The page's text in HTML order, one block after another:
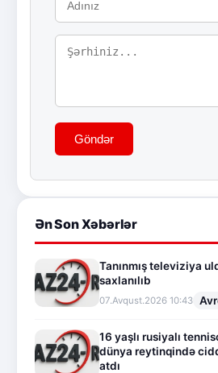
Göndər
Ən Son Xəbərlər
Tanınmış televiziya
saxlanılıb
07.Avqust.2026 10:43
16 yaşlı rusiyalı
dünya reytinqində
atdı